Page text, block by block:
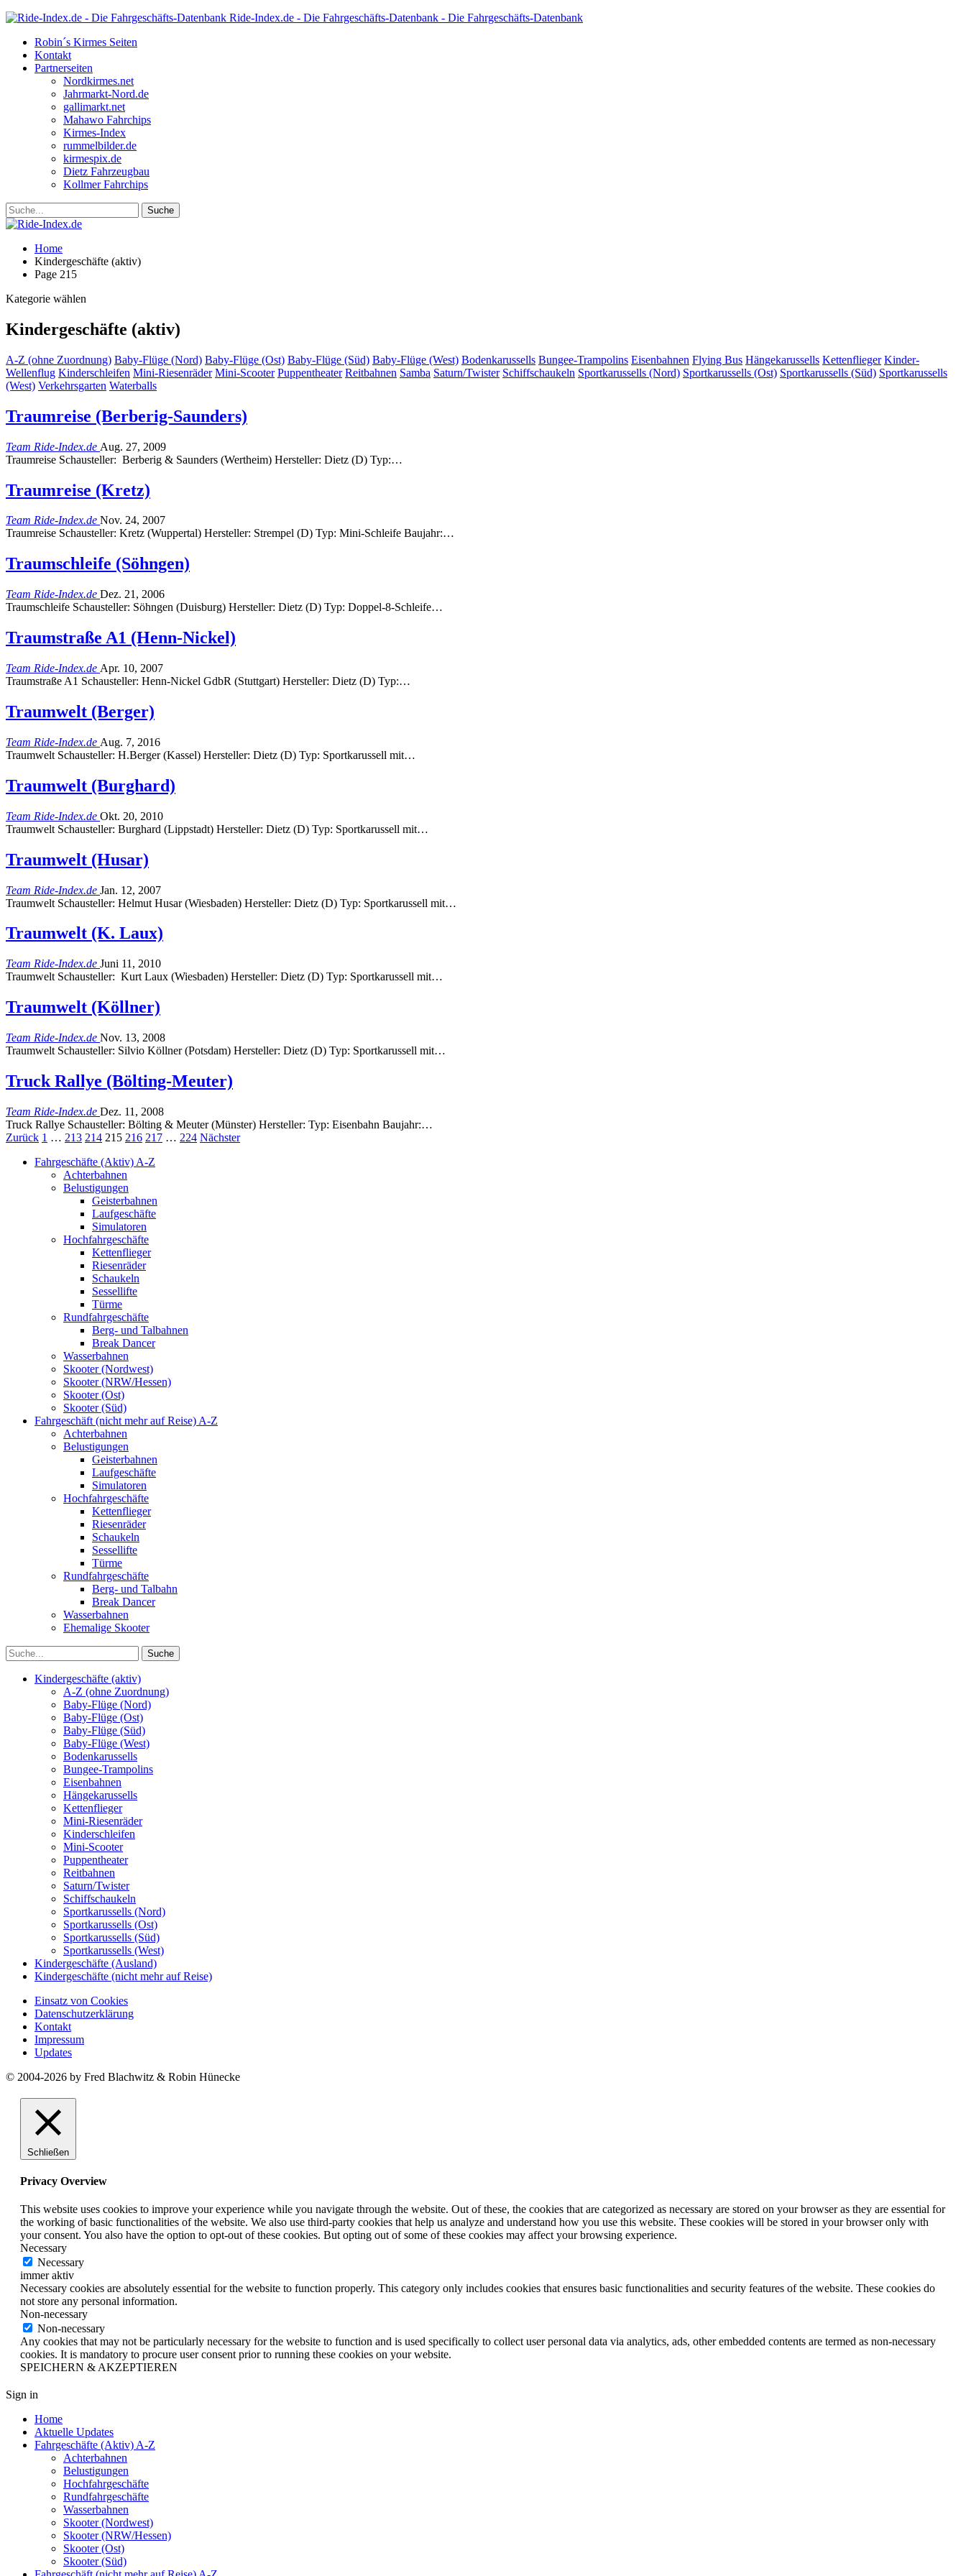
Ride-Index.de - Die Fahrgeschäfts-Datenbank - Die Fahrgeschäfts-Datenbank
Robin´s Kirmes Seiten
Kontakt
Partnerseiten
Nordkirmes.net
Jahrmarkt-Nord.de
gallimarkt.net
Mahawo Fahrchips
Kirmes-Index
rummelbilder.de
kirmespix.de
Dietz Fahrzeugbau
Kollmer Fahrchips
Home
Kindergeschäfte (aktiv)
Page 215
Kategorie wählen
Kindergeschäfte (aktiv)
A-Z (ohne Zuordnung) Baby-Flüge (Nord) Baby-Flüge (Ost) Baby-Flüge (Süd) Baby-Flüge (West) Bodenkarussells Bungee-Trampolins Eisenbahnen Flying Bus Hängekarussells Kettenflieger Kinder-
Wellenflug Kinderschleifen Mini-Riesenräder Mini-Scooter Puppentheater Reitbahnen Samba Saturn/Twister Schiffschaukeln Sportkarussells (Nord) Sportkarussells (Ost) Sportkarussells (Süd) Sportkarussells
(West) Verkehrsgarten Waterballs
Traumreise (Berberig-Saunders)
Team Ride-Index.de Aug. 27, 2009
Traumreise Schausteller: Berberig & Saunders (Wertheim) Hersteller: Dietz (D) Typ:…
Traumreise (Kretz)
Team Ride-Index.de Nov. 24, 2007
Traumreise Schausteller: Kretz (Wuppertal) Hersteller: Strempel (D) Typ: Mini-Schleife Baujahr:…
Traumschleife (Söhngen)
Team Ride-Index.de Dez. 21, 2006
Traumschleife Schausteller: Söhngen (Duisburg) Hersteller: Dietz (D) Typ: Doppel-8-Schleife…
Traumstraße A1 (Henn-Nickel)
Team Ride-Index.de Apr. 10, 2007
Traumstraße A1 Schausteller: Henn-Nickel GdbR (Stuttgart) Hersteller: Dietz (D) Typ:…
Traumwelt (Berger)
Team Ride-Index.de Aug. 7, 2016
Traumwelt Schausteller: H.Berger (Kassel) Hersteller: Dietz (D) Typ: Sportkarussell mit…
Traumwelt (Burghard)
Team Ride-Index.de Okt. 20, 2010
Traumwelt Schausteller: Burghard (Lippstadt) Hersteller: Dietz (D) Typ: Sportkarussell mit…
Traumwelt (Husar)
Team Ride-Index.de Jan. 12, 2007
Traumwelt Schausteller: Helmut Husar (Wiesbaden) Hersteller: Dietz (D) Typ: Sportkarussell mit…
Traumwelt (K. Laux)
Team Ride-Index.de Juni 11, 2010
Traumwelt Schausteller: Kurt Laux (Wiesbaden) Hersteller: Dietz (D) Typ: Sportkarussell mit…
Traumwelt (Köllner)
Team Ride-Index.de Nov. 13, 2008
Traumwelt Schausteller: Silvio Köllner (Potsdam) Hersteller: Dietz (D) Typ: Sportkarussell mit…
Truck Rallye (Bölting-Meuter)
Team Ride-Index.de Dez. 11, 2008
Truck Rallye Schausteller: Bölting & Meuter (Münster) Hersteller: Typ: Eisenbahn Baujahr:…
Zurück 1 … 213 214 215 216 217 … 224 Nächster
Fahrgeschäfte (Aktiv) A-Z
Achterbahnen
Belustigungen
Geisterbahnen
Laufgeschäfte
Simulatoren
Hochfahrgeschäfte
Kettenflieger
Riesenräder
Schaukeln
Sessellifte
Türme
Rundfahrgeschäfte
Berg- und Talbahnen
Break Dancer
Wasserbahnen
Skooter (Nordwest)
Skooter (NRW/Hessen)
Skooter (Ost)
Skooter (Süd)
Fahrgeschäft (nicht mehr auf Reise) A-Z
Achterbahnen
Belustigungen
Geisterbahnen
Laufgeschäfte
Simulatoren
Hochfahrgeschäfte
Kettenflieger
Riesenräder
Schaukeln
Sessellifte
Türme
Rundfahrgeschäfte
Berg- und Talbahn
Break Dancer
Wasserbahnen
Ehemalige Skooter
Kindergeschäfte (aktiv)
A-Z (ohne Zuordnung)
Baby-Flüge (Nord)
Baby-Flüge (Ost)
Baby-Flüge (Süd)
Baby-Flüge (West)
Bodenkarussells
Bungee-Trampolins
Eisenbahnen
Hängekarussells
Kettenflieger
Mini-Riesenräder
Kinderschleifen
Mini-Scooter
Puppentheater
Reitbahnen
Saturn/Twister
Schiffschaukeln
Sportkarussells (Nord)
Sportkarussells (Ost)
Sportkarussells (Süd)
Sportkarussells (West)
Kindergeschäfte (Ausland)
Kindergeschäfte (nicht mehr auf Reise)
Einsatz von Cookies
Datenschutzerklärung
Kontakt
Impressum
Updates
© 2004-2026 by Fred Blachwitz & Robin Hünecke
Schließen
Privacy Overview
This website uses cookies to improve your experience while you navigate through the website. Out of these, the cookies that are categorized as necessary are stored on your browser as they are essential for
the working of basic functionalities of the website. We also use third-party cookies that help us analyze and understand how you use this website. These cookies will be stored in your browser only with
your consent. You also have the option to opt-out of these cookies. But opting out of some of these cookies may affect your browsing experience.
Necessary
Necessary
immer aktiv
Necessary cookies are absolutely essential for the website to function properly. This category only includes cookies that ensures basic functionalities and security features of the website. These cookies do
not store any personal information.
Non-necessary
Non-necessary
Any cookies that may not be particularly necessary for the website to function and is used specifically to collect user personal data via analytics, ads, other embedded contents are termed as non-necessary
cookies. It is mandatory to procure user consent prior to running these cookies on your website.
SPEICHERN & AKZEPTIEREN
Sign in
Home
Aktuelle Updates
Fahrgeschäfte (Aktiv) A-Z
Achterbahnen
Belustigungen
Hochfahrgeschäfte
Rundfahrgeschäfte
Wasserbahnen
Skooter (Nordwest)
Skooter (NRW/Hessen)
Skooter (Ost)
Skooter (Süd)